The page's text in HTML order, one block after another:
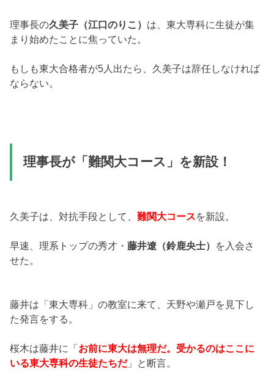
理事長の久美子（江口のりこ） は、東大専科に生徒が集
まり始めたことに焦っていた。
もしも東大合格者が5人出たら、久美子は辞任しなければ
ならない。
理事長が「難関大コース」を新設！
久美子は、対抗手段として、難関大コースを新設。
早速、理系トップの秀才・藤井遼（鈴鹿央士） を入会さ
せた。
藤井は「東大専科」の教室に来て、天野や瀬戸を見下し
た発言をする。
桜木は藤井に「お前に東大は無理だ。受かるのはここに
いる東大専科の生徒たちだ」と断言。